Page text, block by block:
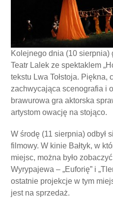
Kolejnego dnia (10 sierpnia)
Teatr Lalek ze spektaklem
tekstu Lwa Tołstoja. Piękna,
zachwycająca scenografia i
brawurowa gra aktorska
artystom owację na stojąco.
W środę (11 sierpnia) odbył
filmowy. W kinie Bałtyk, w
miejsc, można było
Wyrypajewa – „Euforię” i
ostatnie projekcje w tym
jest na sprzedaż.